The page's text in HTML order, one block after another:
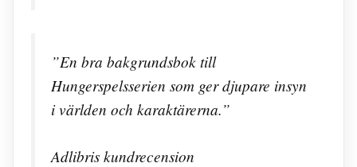
”En bra bakgrundsbok till
Hungerspelsserien som ger djupare insyn
i världen och karaktärerna.”
Adlibris kundrecension